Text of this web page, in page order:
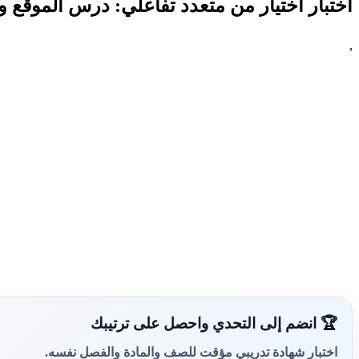
اختبار اختيار من متعدد تفاعلي: درس الموقع
,
🏆 انضم إلى التحدي واحصل على ترتيبك
اختبار شهادة تدريبي مؤقت للصف والمادة والفصل نفسه.